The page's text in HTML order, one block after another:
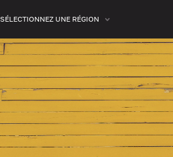
SÉLECTIONNEZ UNE RÉGION